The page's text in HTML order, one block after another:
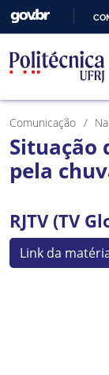
Comunicação
Situação
pela
RJTV (TV
Link da